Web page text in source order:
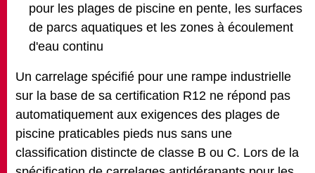
pour les plages de piscine en pente, les surfaces
de parcs aquatiques et les zones à écoulement
d'eau continu
Un carrelage spécifié pour une rampe industrielle
sur la base de sa certification R12 ne répond pas
automatiquement aux exigences des plages de
piscine praticables pieds nus sans une
classification distincte de classe B ou C. Lors de la